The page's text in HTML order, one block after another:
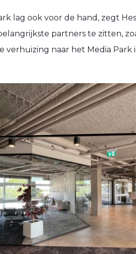
lag ook voor de hand, zegt
partners te zitten,
verhuizing naar het Media